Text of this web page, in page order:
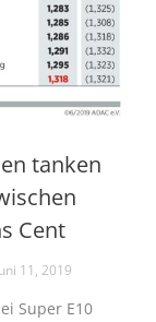
tanken
Cent
11, 2019
Super E10